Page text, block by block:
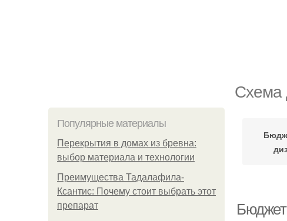
Схема
Популярные материалы
Перекрытия в домах из бревна:
выбор материала и технологии
Преимущества Тадалафила-
Ксантис: Почему стоит выбрать этот
препарат